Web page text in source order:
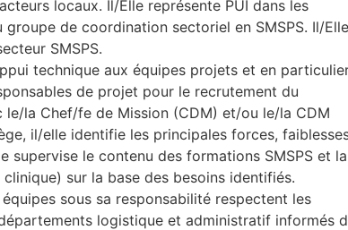
locaux. Il/Elle représente PUI dans les
de coordination sectoriel en SMSPS. Il/Elle
SMSPS.
technique aux équipes projets et en
de projet pour le recrutement du
le/la Chef/fe de Mission (CDM) et/ou le/la CDM
il/elle identifie les principales forces,
supervise le contenu des formations SMSPS et la
sur la base des besoins identifiés.
sous sa responsabilité respectent les
logistique et administratif informés